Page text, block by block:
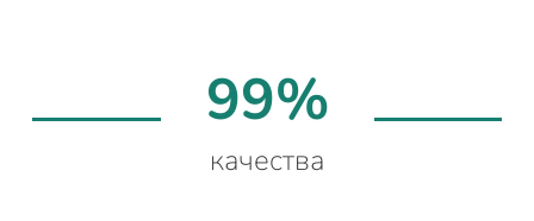
99%
качества